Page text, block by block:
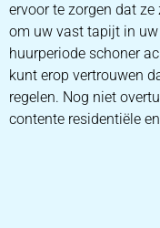
ervoor te zorgen dat
om uw vast tapijt in
huurperiode schoner
kunt erop vertrouwen
regelen. Nog niet
contente residentiële